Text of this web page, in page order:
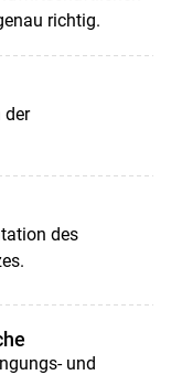
richtig.
der
des
und